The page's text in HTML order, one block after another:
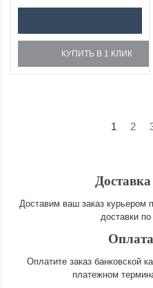
КУПИТЬ В 1 КЛИК
1 2
Доставим ваш заказ курьером
доставки
Оплатите заказ банковской
платежном